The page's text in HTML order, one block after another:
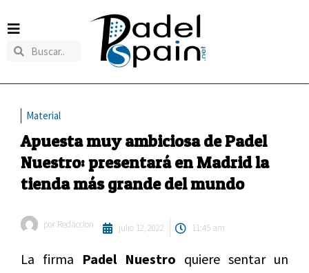
Material
Apuesta muy ambiciosa de Padel
Nuestro: presentará en Madrid la
tienda más grande del mundo
por Redaccion julio 12, 2022 11:45 am
La firma Padel Nuestro quiere sentar un